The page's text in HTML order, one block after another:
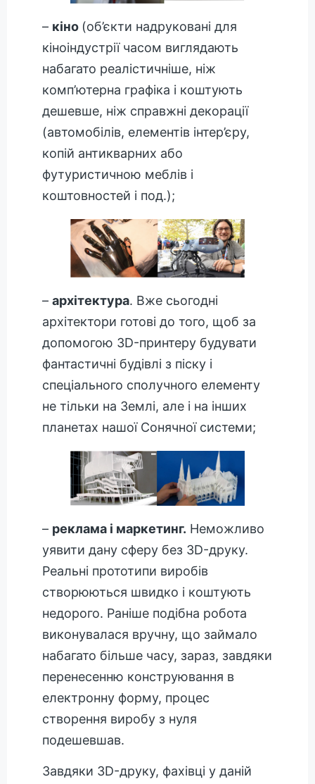
– кіно (об’єкти надруковані для
кіноіндустрії часом виглядають
набагато реалістичніше, ніж
комп’ютерна графіка і коштують
дешевше, ніж справжні декорації
(автомобілів, елементів інтер’єру,
копій антикварних або
футуристичною меблів і
коштовностей і под.);
– архітектура. Вже сьогодні
архітектори готові до того, щоб за
допомогою 3D-принтеру будувати
фантастичні будівлі з піску і
спеціального сполучного елементу
не тільки на Землі, але і на інших
планетах нашої Сонячної системи;
– реклама і маркетинг. Неможливо
уявити дану сферу без 3D-друку.
Реальні прототипи виробів
створюються швидко і коштують
недорого. Раніше подібна робота
виконувалася вручну, що займало
набагато більше часу, зараз, завдяки
перенесенню конструювання в
електронну форму, процес
створення виробу з нуля
подешевшав.
Завдяки 3D-друку, фахівці у даній